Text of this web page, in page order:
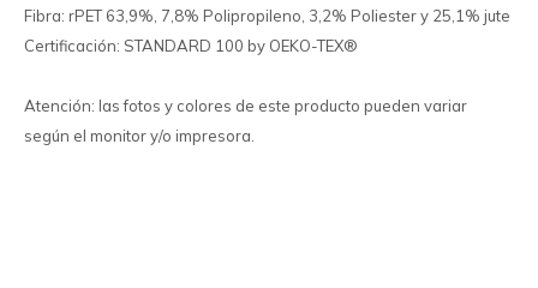
Fibra: rPET 63,9%, 7,8% Polipropileno, 3,2% Poliester y 25,1% jute
Certificación: STANDARD 100 by OEKO-TEX®
Atención: las fotos y colores de este producto pueden variar
según el monitor y/o impresora.